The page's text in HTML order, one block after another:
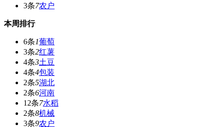
3条7农户
本周排行
6条1葡萄
3条2红薯
4条3土豆
4条4包装
2条5湖北
2条6河南
12条7水稻
2条8机械
3条9农户